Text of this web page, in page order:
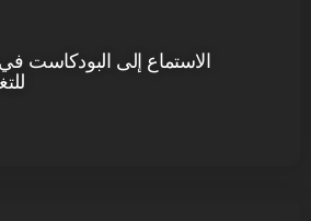
الاستماع إلى البودكاست